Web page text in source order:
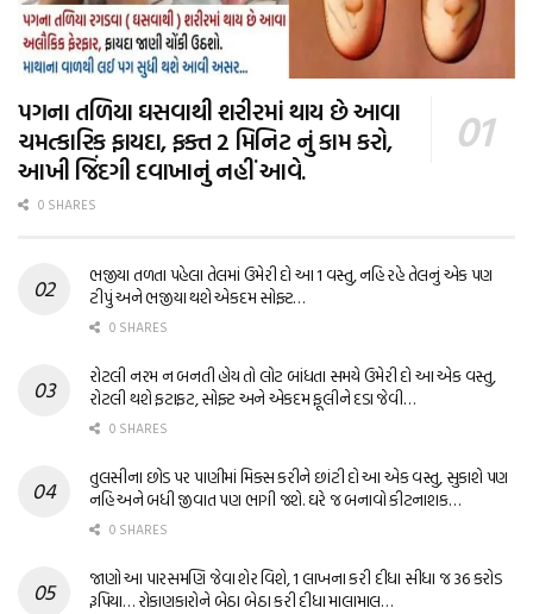
પગના તળિયા ઘસવાથી શરીરમાં થાય છે આવા
ચમત્કારિક ફાયદા, ફક્ત 2 મિનિટ નું કામ કરો,
આખી જિંદગી દવાખાનું નહીં આવે.
0 SHARES
ભજીયા તળતા પહેલા તેલમાં ઉમેરી દો આ 1 વસ્તુ, નહિ રહે તેલનું એક પણ
ટીપું અને ભજીયા થશે એકદમ સોફ્ટ…
0 SHARES
રોટલી નરમ ન બનતી હોય તો લોટ બાંધતા સમયે ઉમેરી દો આ એક વસ્તુ,
રોટલી થશે ફટાફટ, સોફ્ટ અને એકદમ ફૂલીને દડા જેવી…
0 SHARES
તુલસીના છોડ પર પાણીમાં મિક્સ કરીને છાંટી દો આ એક વસ્તુ, સુકાશે પણ
નહિ અને બધી જીવાત પણ ભાગી જશે. ઘરે જ બનાવો કીટનાશક…
0 SHARES
જાણો આ પારસમણિ જેવા શેર વિશે, 1 લાખના કરી દીધા સીધા જ 36 કરોડ
રૂપિયા… રોકાણકારોને બેઠા બેઠા કરી દીધા માલામાલ…